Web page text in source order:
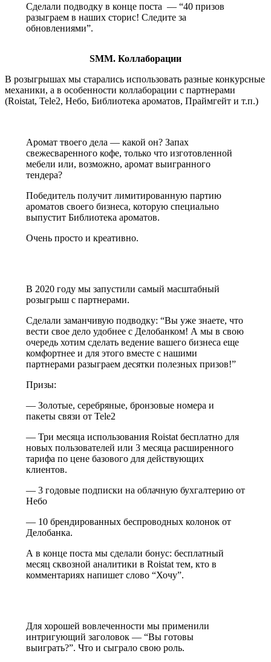
Сделали подводку в конце поста — “40 призов
разыграем в наших сторис! Следите за
обновлениями”.
SMM. Коллаборации
В розыгрышах мы старались использовать разные конкурсные
механики, а в особенности коллаборации с партнерами
(Roistat, Tele2, Небо, Библиотека ароматов, Праймгейт и т.п.)
Аромат твоего дела — какой он? Запах
свежесваренного кофе, только что изготовленной
мебели или, возможно, аромат выигранного
тендера?
Победитель получит лимитированную партию
ароматов своего бизнеса, которую специально
выпустит Библиотека ароматов.
Очень просто и креативно.
В 2020 году мы запустили самый масштабный
розыгрыш с партнерами.
Сделали заманчивую подводку: “Вы уже знаете, что
вести свое дело удобнее с Делобанком! А мы в свою
очередь хотим сделать ведение вашего бизнеса еще
комфортнее и для этого вместе с нашими
партнерами разыграем десятки полезных призов!”
Призы:
— Золотые, серебряные, бронзовые номера и
пакеты связи от Tele2
— Три месяца использования Roistat бесплатно для
новых пользователей или 3 месяца расширенного
тарифа по цене базового для действующих
клиентов.
— 3 годовые подписки на облачную бухгалтерию от
Небо
— 10 брендированных беспроводных колонок от
Делобанка.
А в конце поста мы сделали бонус: бесплатный
месяц сквозной аналитики в Roistat тем, кто в
комментариях напишет слово “Хочу”.
Для хорошей вовлеченности мы применили
интригующий заголовок — “Вы готовы
выиграть?”. Что и сыграло свою роль.